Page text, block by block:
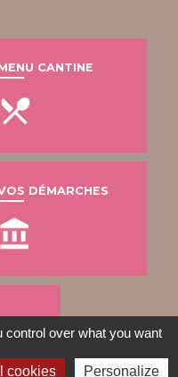
CANTINE
local_dining
DÉMARCHES
account_balance
over what you want
cookies Personalize